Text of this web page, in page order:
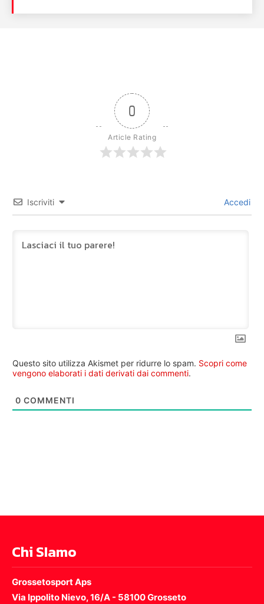
0
Article Rating
Iscriviti Accedi
Questo sito utilizza Akismet per ridurre lo spam. Scopri come
vengono elaborati i dati derivati dai commenti.
0 COMMENTI
Chi SIamo
Grossetosport Aps
Via Ippolito Nievo, 16/A - 58100 Grosseto